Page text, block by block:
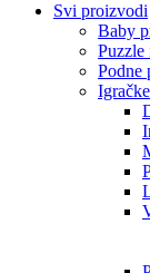
Svi proizvodi
Baby
Puzzle
Podne
Igračke